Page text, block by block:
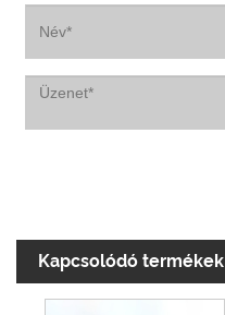
Kapcsolódó termékek